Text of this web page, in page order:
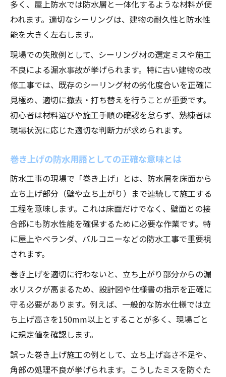
多く、屋上防水では防水層と一体化するような材料が使
われます。適切なシーリングは、建物の耐久性と防水性
能を大きく左右します。
現場での失敗例として、シーリング材の選定ミスや施工
不良による漏水事故が挙げられます。特に古い建物の改
修工事では、既存のシーリング材の劣化度合いを正確に
見極め、適切に撤去・打ち替えを行うことが重要です。
初心者は材料選びや施工手順の確認を怠らず、熟練者は
現場状況に応じた適切な判断力が求められます。
巻き上げの防水用語としての正確な意味とは
防水工事の現場で「巻き上げ」とは、防水層を床面から
立ち上げ部分（壁や立ち上がり）まで連続して施工する
工程を意味します。これは床面だけでなく、壁面との接
合部にも防水性能を確保するために必要な作業です。特
に屋上やベランダ、バルコニーなどの防水工事で重要視
されます。
巻き上げを適切に行わないと、立ち上がり部分からの漏
水リスクが高まるため、設計図や仕様書の指示を正確に
守る必要があります。例えば、一般的な防水仕様では立
ち上げ高さを150mm以上とすることが多く、現場ごと
に規定値を確認します。
誤った巻き上げ施工の例として、立ち上げ高さ不足や、
角部の処理不良が挙げられます。こうしたミスを防ぐた